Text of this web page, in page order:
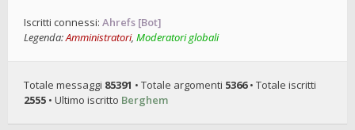
Iscritti connessi: Ahrefs [Bot]
Legenda:Amministratori, Moderatori globali
Totale messaggi 85391 • Totale argomenti 5366• Totale iscritti
2555 • Ultimo iscritto Berghem